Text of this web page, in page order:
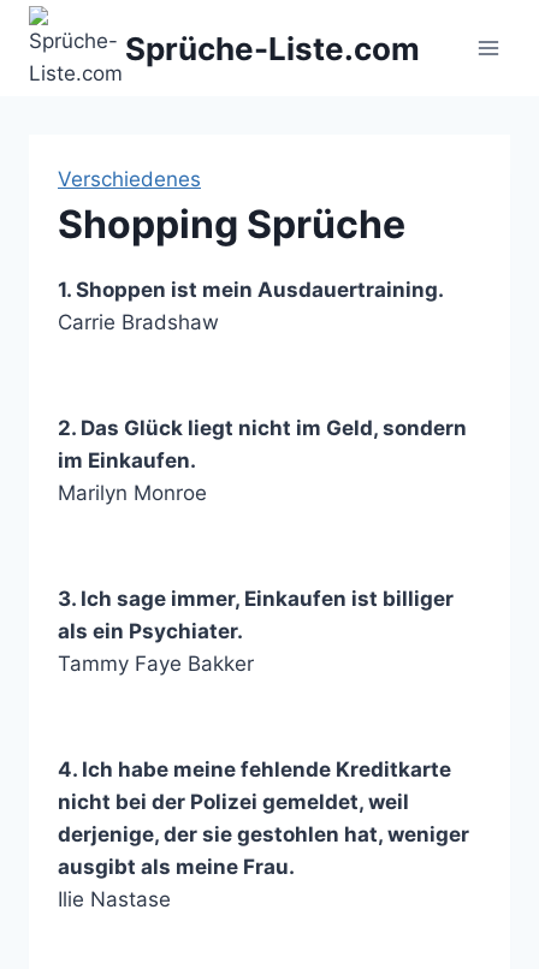
Zum
Inhalt
springen
Sprüche-Liste.com
Verschiedenes
Shopping Sprüche
1. Shoppen ist mein Ausdauertraining.
Carrie Bradshaw
2. Das Glück liegt nicht im Geld, sondern
im Einkaufen.
Marilyn Monroe
3. Ich sage immer, Einkaufen ist billiger
als ein Psychiater.
Tammy Faye Bakker
4. Ich habe meine fehlende Kreditkarte
nicht bei der Polizei gemeldet, weil
derjenige, der sie gestohlen hat, weniger
ausgibt als meine Frau.
Ilie Nastase